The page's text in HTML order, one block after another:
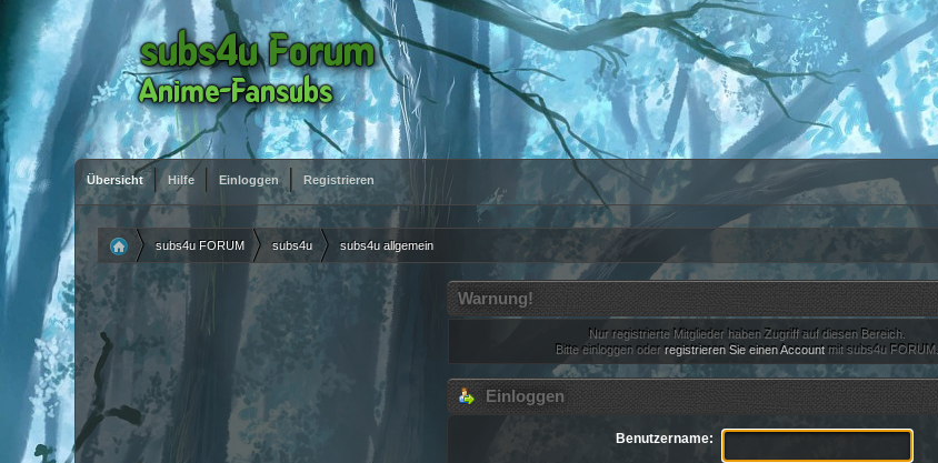
Übersicht Hilfe Einloggen Registrieren
subs4u FORUM subs4u subs4u allgemein
Warnung!
Nur registrierte Mitglieder haben Zugriff auf diesen Bereich.
Bitte einloggen oder registrieren Sie einen Accountmit subs4u FORUM.
Einloggen
Benutzername: